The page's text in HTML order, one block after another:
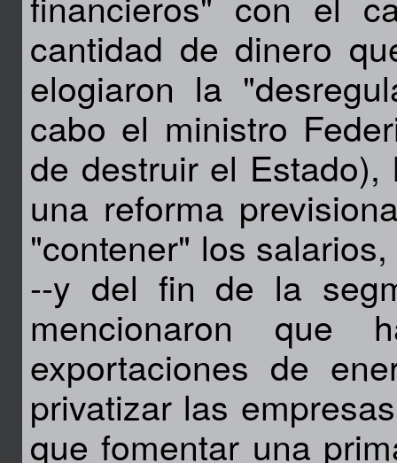
cantidad de dinero
elogiaron la
cabo el ministro
de destruir el
una reforma
"contener" los
--y del fin de la
mencionaron que
exportaciones de
privatizar las
que fomentar una